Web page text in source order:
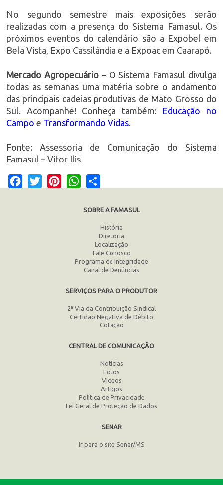
No segundo semestre mais exposições serão
realizadas com a presença do Sistema Famasul. Os
próximos eventos do calendário são a Expobel em
Bela Vista, Expo Cassilândia e a Expoac em Caarapó.
Mercado Agropecuário– O Sistema Famasul divulga
todas as semanas uma matéria sobre o andamento
das principais cadeias produtivas de Mato Grosso do
Sul. Acompanhe! Conheça também: Educação no
Campo e Transformando Vidas.
Fonte: Assessoria de Comunicação do Sistema
Famasul – Vitor Ilis
Facebook
Twitter PinterestWhatsApp
SOBRE A FAMASUL
História
Diretoria
Localização
Fale Conosco
Programa de Integridade
Canal de Denúncias
SERVIÇOS PARA O PRODUTOR
2ª Via da Contribuição Sindical
Certidão Negativa de Débito
Cotação
CENTRAL DE COMUNICAÇÃO
Notícias
Fotos
Vídeos
Artigos
Política de Privacidade
Lei Geral de Proteção de Dados
SENAR
Ir para o site Senar/MS